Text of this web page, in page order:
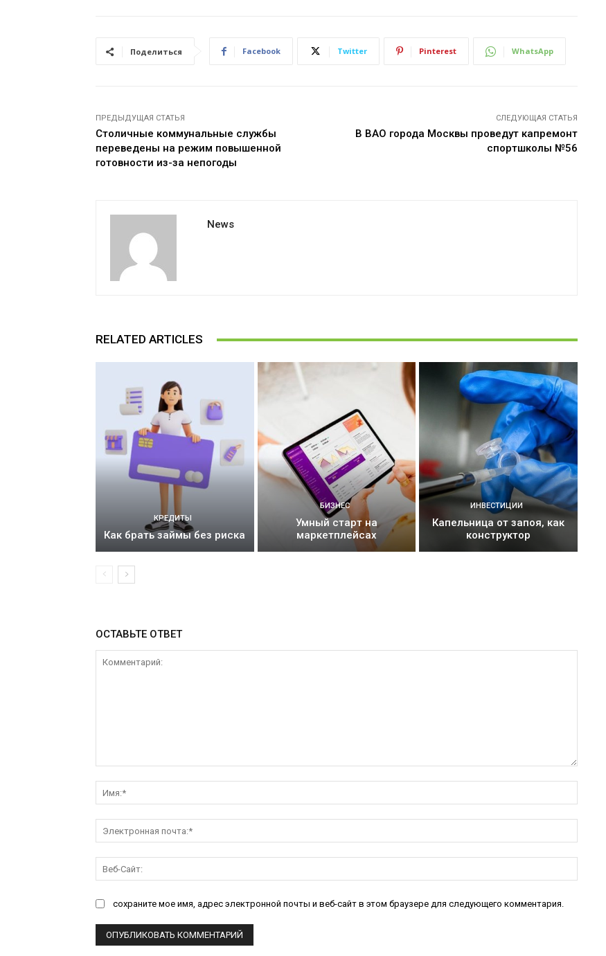
Поделиться Facebook Twitter Pinterest WhatsApp
ПРЕДЫДУЩАЯ СТАТЬЯ
Столичные коммунальные службы
переведены на режим повышенной
готовности из-за непогоды
СЛЕДУЮЩАЯ СТАТЬЯ
В ВАО города Москвы проведут капремонт
спортшколы №56
News
RELATED ARTICLES
КРЕДИТЫ
Как брать займы без риска
БИЗНЕС
Умный старт на
маркетплейсах
ИНВЕСТИЦИИ
Капельница от запоя, как
конструктор
ОСТАВЬТЕ ОТВЕТ
почта:*
Сайт:
сохраните мое имя, адрес электронной почты и веб-сайт в этом браузере для следующего комментария.